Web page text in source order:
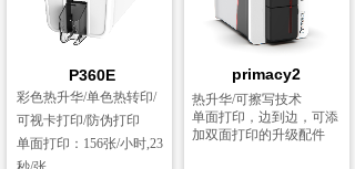
热升华/可擦写技术
单面打印，边到边，可添
加双面打印的升级配件
primacy2
彩色热升华/单色热转印/
可视卡打印/防伪打印
单面打印：156张/小时,23
P360E